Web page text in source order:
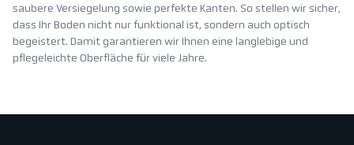
saubere Versiegelung sowie perfekte Kanten. So stellen wir sicher,
dass Ihr Boden nicht nur funktional ist, sondern auch optisch
begeistert. Damit garantieren wir Ihnen eine langlebige und
pflegeleichte Oberfläche für viele Jahre.